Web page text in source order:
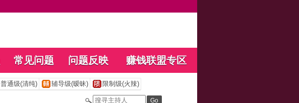
常见问题 问题反映 赚钱联盟专区
普通级(清纯) 辅导级(暧昧) 限制级(火辣)